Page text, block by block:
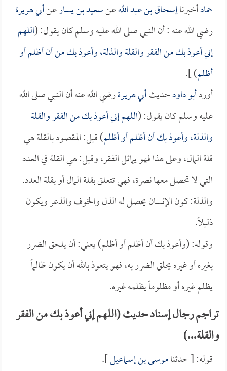
حمادأخبرناإسحاق بن عبد اللهعنسعيد بن يسارعنأبي هريرة
رضي الله عنه : أن النبي صلى الله عليه وسلم كان يقول: (اللهم
إني أعوذ بك من الفقر والقلة والذلة، وأعوذ بك من أن أظلم أو
أظلم) ].
أوردأبو داودحديثأبي هريرةرضي الله عنه أن النبي صلى الله
عليه وسلم كان يقول: (اللهم إني أعوذ بك من الفقر والقلة
والذلة، وأعوذ بك أن أظلم أو أظلم) قيل: المقصود بالقلة هي
قلة المال، وعلى هذا فهو يماثل الفقر، وقيل: هي القلة في العدد
التي لا تحصل معها نصرة، فهي تتعلق بقلة المال أو بقلة العدد.
والذلة: كون الإنسان يحصل له الذل والخوف والذعر ويكون
ذليلاً.
وقوله: (وأعوذ بك أن أظلم أو أظلم) يعني: أن يلحق الضرر
بغيره أو غيره يحلق الضرر به، فهو يتعوذ بالله أن يكون ظالماً
يظلم غيره أو مظلوماً يظلمه غيره.
تراجم رجال إسناد حديث (اللهم إني أعوذ بك من الفقر
والقلة...)
قوله: [ حدثناموسى بن إسماعيل].